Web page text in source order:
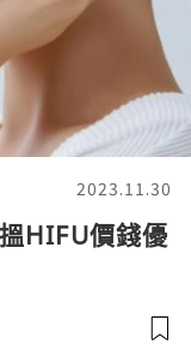
2023.11.30
HIFU價錢優